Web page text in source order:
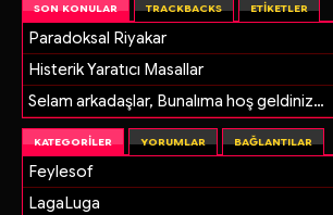
SON KONULAR TRACKBACKS ETIKETLER
Paradoksal Riyakar
Histerik Yaratıcı Masallar
Selam arkadaşlar, Bunalıma hoş geldiniz…
KATEGORILER YORUMLAR BAĞLANTILAR
Feylesof
LagaLuga